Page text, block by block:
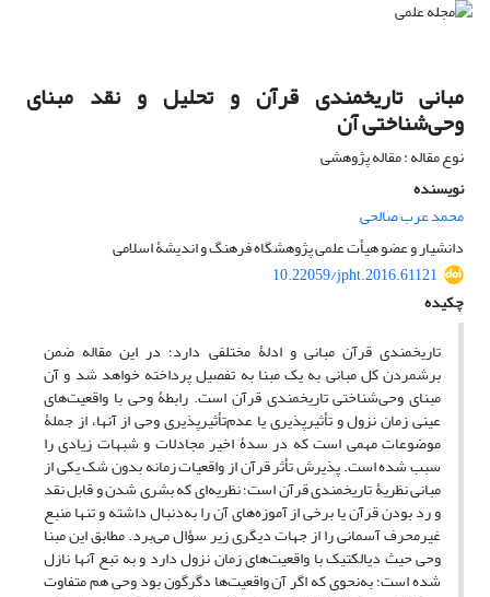
مبانی تاریخمندی قرآن و تحلیل و نقد مبنای
وحی‌شناختی آن
نوع مقاله : مقاله پژوهشی
نویسنده
محمد عرب صالحی
دانشیار و عضو هیأت علمی پژوهشگاه فرهنگ و اندیشۀ اسلامی
10.22059/jpht.2016.61121
چکیده
تاریخمندی قرآن مبانی و ادلۀ مختلفی دارد؛ در این مقاله ضمن
برشمردن کل مبانی به یک مبنا به تفصیل پرداخته خواهد شد و آن
مبنای وحی‌شناختی تاریخمندی قرآن است. رابطۀ وحی با واقعیت‌های
عینی زمان نزول و تأثیرپذیری یا عدم‌تأثیر‌پذیری وحی از آنها، از جملۀ
موضوعات مهمی است که در سدۀ اخیر مجادلات و شبهات زیادی را
سبب شده است. پذیرش تأثر قرآن از واقعیات زمانه بدون شک یکی از
مبانی نظریۀ تاریخمندی قرآن است؛ نظریه‌ای که بشری شدن و قابل نقد
و رد بودن قرآن یا برخی از آموزه‌های آن را به‌دنبال داشته و تنها منبع
غیرمحرف آسمانی را از جهات دیگری زیر سؤال می‌برد. مطابق این مبنا
وحی حیث دیالکتیک با واقعیت‌های زمان نزول دارد و به تبع آنها نازل
شده است؛ به‌نحوی که اگر آن واقعیت‌ها دگرگون بود وحی هم متفاوت